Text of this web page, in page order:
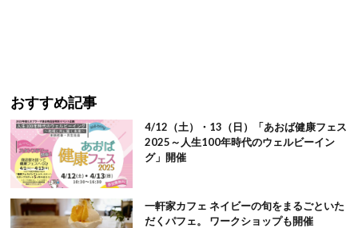
おすすめ記事
4/12（土）・13（日）「あおば健康フェス
2025～人生100年時代のウェルビーイン
グ」開催
一軒家カフェ ネイビーの旬をまるごといた
だくパフェ。 ワークショップも開催